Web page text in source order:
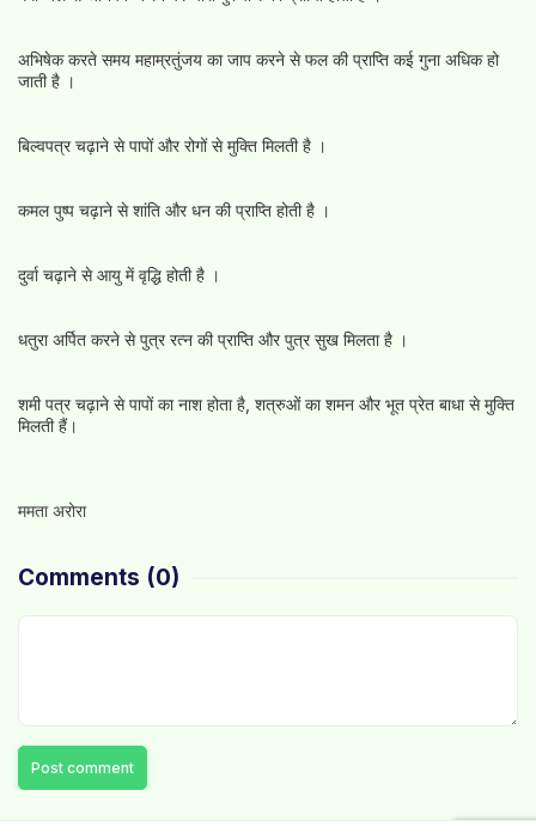
अभिषेक करते समय महाम्रतुंजय का जाप करने से फल की प्राप्ति कई गुना अधिक हो
जाती है ।
बिल्वपत्र चढ़ाने से पापों और रोगों से मुक्ति मिलती है ।
कमल पुष्प चढ़ाने से शांति और धन की प्राप्ति होती है ।
दुर्वा चढ़ाने से आयु में वृद्धि होती है ।
धतुरा अर्पित करने से पुत्र रत्न की प्राप्ति और पुत्र सुख मिलता है ।
शमी पत्र चढ़ाने से पापों का नाश होता है, शत्रुओं का शमन और भूत प्रेत बाधा से मुक्ति
मिलती हैं।
ममता अरोरा
Comments (0)
Post comment